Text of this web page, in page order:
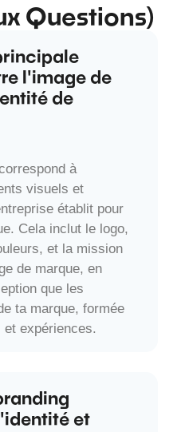
Questions)
l'image de
de
à
visuels et
établit pour
Cela inclut le logo,
et la mission
de marque, en
que les
ta marque, formée
expériences.
et